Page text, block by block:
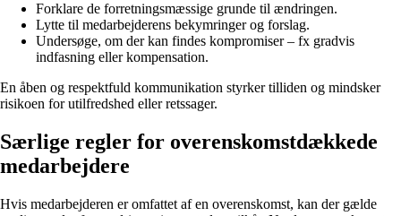
Forklare de forretningsmæssige grunde til ændringen.
Lytte til medarbejderens bekymringer og forslag.
Undersøge, om der kan findes kompromiser – fx gradvis
indfasning eller kompensation.
En åben og respektfuld kommunikation styrker tilliden og mindsker
risikoen for utilfredshed eller retssager.
Særlige regler for overenskomstdækkede
medarbejdere
Hvis medarbejderen er omfattet af en overenskomst, kan der gælde